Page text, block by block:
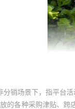
分销场景下，指平台
的各种采购津贴、